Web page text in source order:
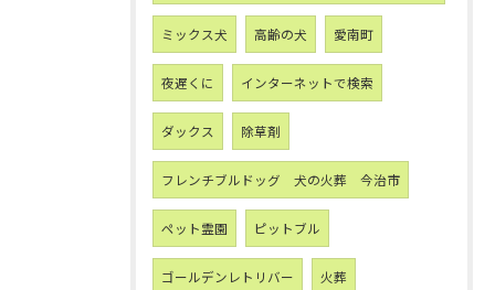
ミックス犬 高齢の犬 愛南町
夜遅くに インターネットで検索
ダックス 除草剤
フレンチブルドッグ 犬の火葬 今治市
ペット霊園 ピットブル
ゴールデンレトリバー 火葬